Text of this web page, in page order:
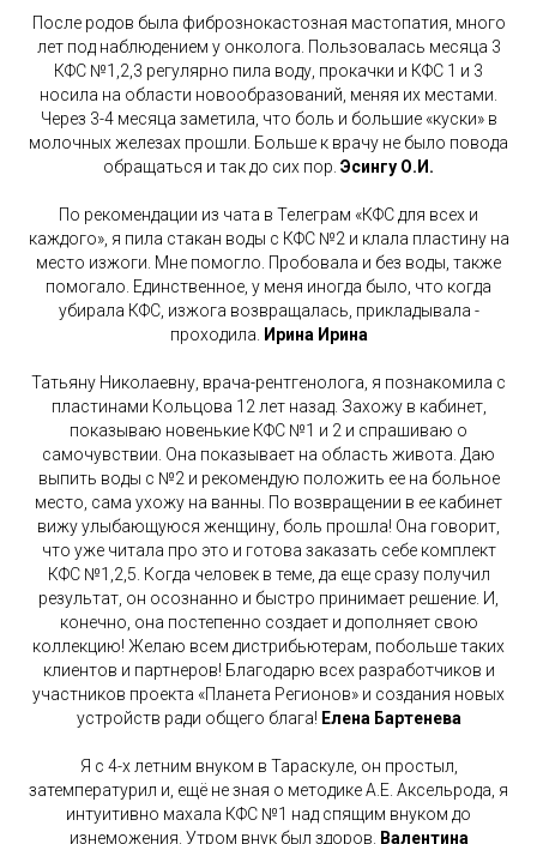
После родов была фибрознокастозная мастопатия, много
лет под наблюдением у онколога. Пользовалась месяца 3
КФС №1,2,3 регулярно пила воду, прокачки и КФС 1 и 3
носила на области новообразований, меняя их местами.
Через 3-4 месяца заметила, что боль и большие «куски» в
молочных железах прошли. Больше к врачу не было повода
обращаться и так до сих пор. Эсингу О.И.
По рекомендации из чата в Телеграм «КФС для всех и
каждого», я пила стакан воды с КФС №2 и клала пластину на
место изжоги. Мне помогло. Пробовала и без воды, также
помогало. Единственное, у меня иногда было, что когда
убирала КФС, изжога возвращалась, прикладывала -
проходила.
Ирина Ирина
Татьяну Николаевну, врача-рентгенолога, я познакомила с
пластинами Кольцова 12 лет назад. Захожу в кабинет,
показываю новенькие КФС №1 и 2 и спрашиваю о
самочувствии. Она показывает на область живота. Даю
выпить воды с №2 и рекомендую положить ее на больное
место, сама ухожу на ванны. По возвращении в ее кабинет
вижу улыбающуюся женщину, боль прошла! Она говорит,
что уже читала про это и готова заказать себе комплект
КФС №1,2,5. Когда человек в теме, да еще сразу получил
результат, он осознанно и быстро принимает решение. И,
конечно, она постепенно создает и дополняет свою
коллекцию! Желаю всем дистрибьютерам, побольше таких
клиентов и партнеров! Благодарю всех разработчиков и
участников проекта «Планета Регионов» и создания новых
устройств ради общего блага! Елена Бартенева
Я с 4-х летним внуком в Тараскуле, он простыл,
затемпературил и, ещё не зная о методике А.Е. Аксельрода, я
интуитивно махала КФС №1 над спящим внуком до
изнеможения. Утром внук был здоров.
Валентина